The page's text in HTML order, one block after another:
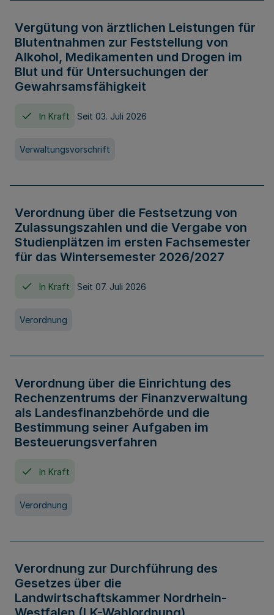
Vergütung von ärztlichen Leistungen für
Blutentnahmen zur Feststellung von
Alkohol, Medikamenten und Drogen im
Blut und für Untersuchungen der
Gewahrsamsfähigkeit
In Kraft Seit 03. Juli 2026
Verwaltungsvorschrift
Verordnung über die Festsetzung von
Zulassungszahlen und die Vergabe von
Studienplätzen im ersten Fachsemester
für das Wintersemester 2026/2027
In Kraft Seit 07. Juli 2026
Verordnung
Verordnung über die Einrichtung des
Rechenzentrums der Finanzverwaltung
als Landesfinanzbehörde und die
Bestimmung seiner Aufgaben im
Besteuerungsverfahren
In Kraft
Verordnung
Verordnung zur Durchführung des
Gesetzes über die
Landwirtschaftskammer Nordrhein-